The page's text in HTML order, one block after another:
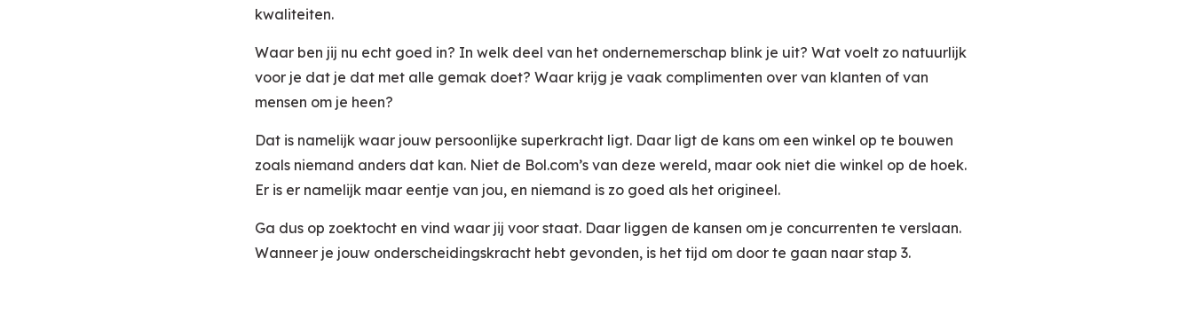
kwaliteiten.
Waar ben jij nu echt goed in? In welk deel van het ondernemerschap blink je uit? Wat voelt zo natuurlijk
voor je dat je dat met alle gemak doet? Waar krijg je vaak complimenten over van klanten of van
mensen om je heen?
Dat is namelijk waar jouw persoonlijke superkracht ligt. Daar ligt de kans om een winkel op te bouwen
zoals niemand anders dat kan. Niet de Bol.com’s van deze wereld, maar ook niet die winkel op de hoek.
Er is er namelijk maar eentje van jou, en niemand is zo goed als het origineel.
Ga dus op zoektocht en vind waar jij voor staat. Daar liggen de kansen om je concurrenten te verslaan.
Wanneer je jouw onderscheidingskracht hebt gevonden, is het tijd om door te gaan naar stap 3.